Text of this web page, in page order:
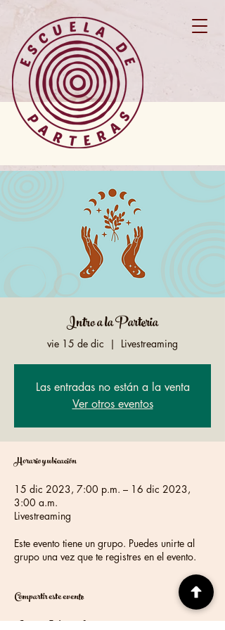
Intro a la Parteria
vie 15 de dic
  |
Livestreaming
Las entradas no están a la venta
Ver otros eventos
Horario y ubicación
15 dic 2023, 7:00 p.m. – 16 dic 2023,
3:00 a.m.
Livestreaming
Este evento tiene un grupo. Puedes unirte al
grupo una vez que te registres en el evento.
Compartir este evento